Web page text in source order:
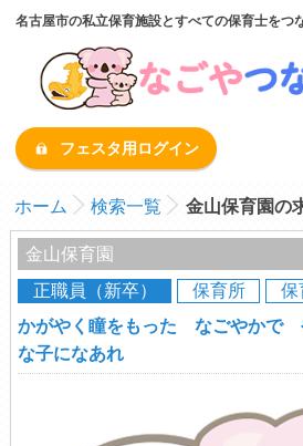
名古屋市の私立保育施設とすべての保育士をつ
フェスタ用ログイン
ホーム 検索一覧 金山保育園の
金山保育園
正職員（新卒）
保育所
保
かがやく瞳をもった なごやかで
な子になあれ